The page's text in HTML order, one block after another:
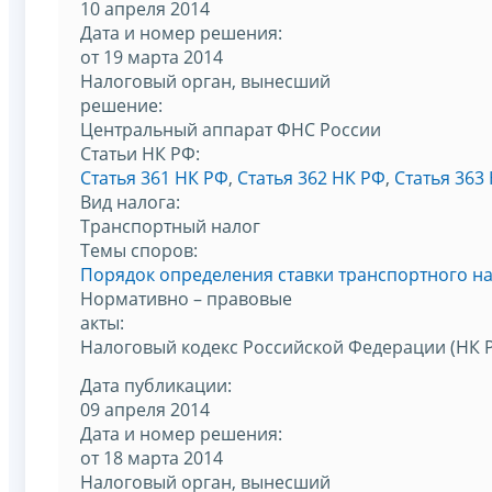
10 апреля 2014
Дата и номер решения:
от 19 марта 2014
Налоговый орган, вынесший
решение:
Центральный аппарат ФНС России
Статьи НК РФ:
Статья 361 НК РФ, Статья 362 НК РФ, Статья
Вид налога:
Транспортный налог
Темы споров:
Порядок определения ставки транспортного
Нормативно – правовые
акты:
Налоговый кодекс Российской Федерации (НК
Дата публикации:
09 апреля 2014
Дата и номер решения:
от 18 марта 2014
Налоговый орган, вынесший